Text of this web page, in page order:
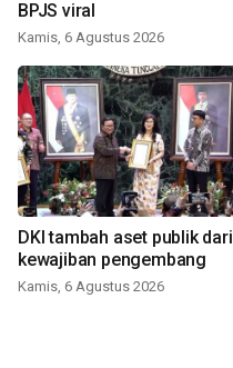
BPJS viral
Kamis, 6 Agustus 2026
DKI tambah aset publik dari
kewajiban pengembang
Kamis, 6 Agustus 2026